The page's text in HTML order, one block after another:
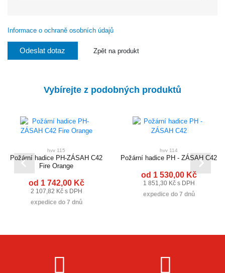
Informace o ochraně osobních údajů
Odeslat dotaz Zpět na produkt
Vybírejte z podobných produktů
hvv 115
Požární hadice PH-ZÁSAH C42
Fire Orange
od 1 742,00 Kč
2 107,82 Kč s DPH
expedice do 7 dnů
hvv 114
Požární hadice PH - ZÁSAH C42
od 1 530,00 Kč
1 851,30 Kč s DPH
expedice do 7 dnů